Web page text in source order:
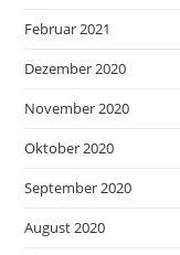
Februar 2021
Dezember 2020
November 2020
Oktober 2020
September 2020
August 2020